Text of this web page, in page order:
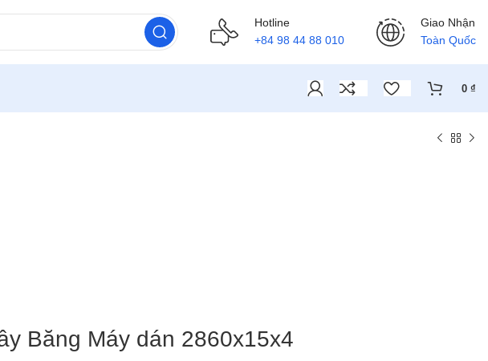
Hotline
+84 98 44 88 010
Giao Nhận
Toàn Quốc
0 ₫
Băng Máy dán 2860x15x4